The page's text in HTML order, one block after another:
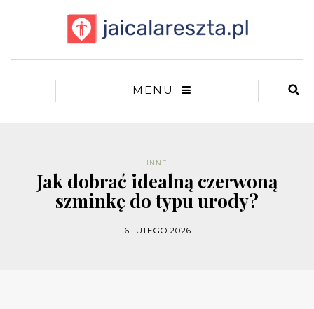
MENU
INNE
Jak dobrać idealną czerwoną
szminkę do typu urody?
6 LUTEGO 2026